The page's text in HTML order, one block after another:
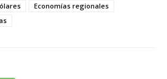
Economías regionales